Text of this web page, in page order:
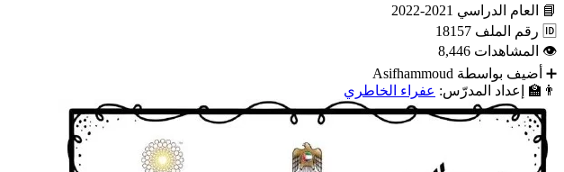
📘
العام الدراسي 2021-2022
🆔 رقم الملف 18157
👁 المشاهدات 8,446
➕ أضيف بواسطة Asifhammoud
👨‍🏫
إعداد المدرّس: عفراء الخاطري